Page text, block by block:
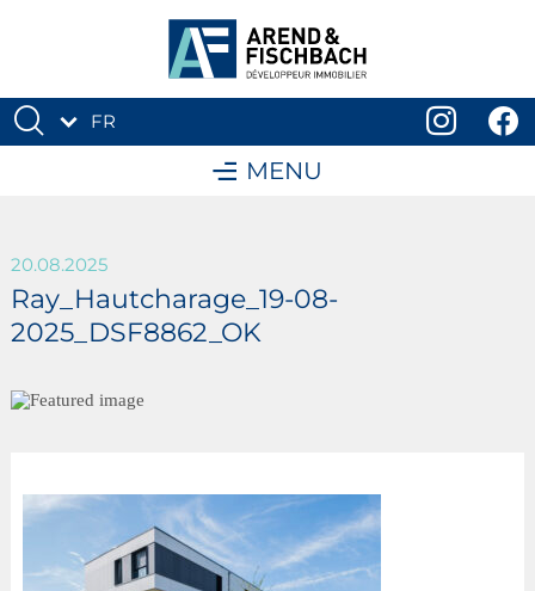
FR
MENU
20.08.2025
Ray_Hautcharage_19-08-
2025_DSF8862_OK